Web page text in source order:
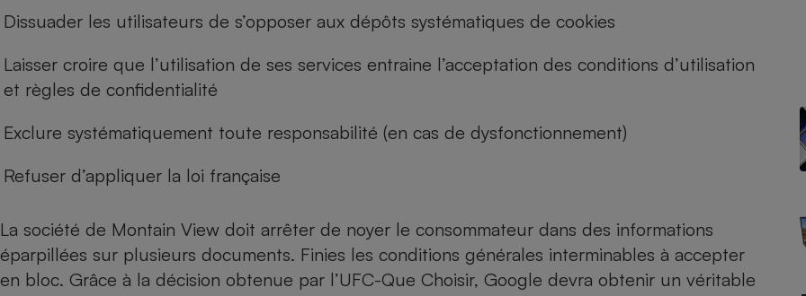
Dissuader les utilisateurs de s’opposer aux dépôts systématiques de cookies
Laisser croire que l’utilisation de ses services entraine l’acceptation des conditions d’utilisation
et règles de confidentialité
Exclure systématiquement toute responsabilité (en cas de dysfonctionnement)
Refuser d’appliquer la loi française
La société de Montain View doit arrêter de noyer le consommateur dans des informations
éparpillées sur plusieurs documents. Finies les conditions générales interminables à accepter
en bloc. Grâce à la décision obtenue par l’UFC-Que Choisir, Google devra obtenir un véritable
Champagne - Comment choisir une
Banque en ligne
Téléphone mobile -
Smartphone
Appareil photo
numérique
Matelas Poêle à granulés